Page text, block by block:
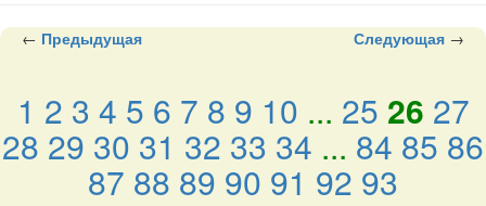
← Предыдущая Следующая →
1 2 3 4 5 6 7 8 9 10 ... 25 26 27
28 29 30 31 32 33 34 ... 84 85 86
87 88 89 90 91 92 93